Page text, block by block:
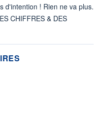
d'intention ! Rien ne va plus.
CHIFFRES & DES